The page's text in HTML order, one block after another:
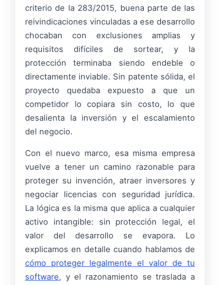
criterio de la 283/2015, buena parte de las
reivindicaciones vinculadas a ese desarrollo
chocaban con exclusiones amplias y
requisitos difíciles de sortear, y la
protección terminaba siendo endeble o
directamente inviable. Sin patente sólida, el
proyecto quedaba expuesto a que un
competidor lo copiara sin costo, lo que
desalienta la inversión y el escalamiento
del negocio.
Con el nuevo marco, esa misma empresa
vuelve a tener un camino razonable para
proteger su invención, atraer inversores y
negociar licencias con seguridad jurídica.
La lógica es la misma que aplica a cualquier
activo intangible: sin protección legal, el
valor del desarrollo se evapora. Lo
explicamos en detalle cuando hablamos de
cómo proteger legalmente el valor de tu
software, y el razonamiento se traslada a